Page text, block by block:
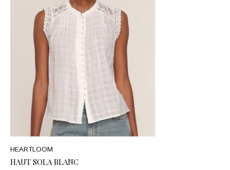
HEARTLOOM
HAUT SOLA BLANC